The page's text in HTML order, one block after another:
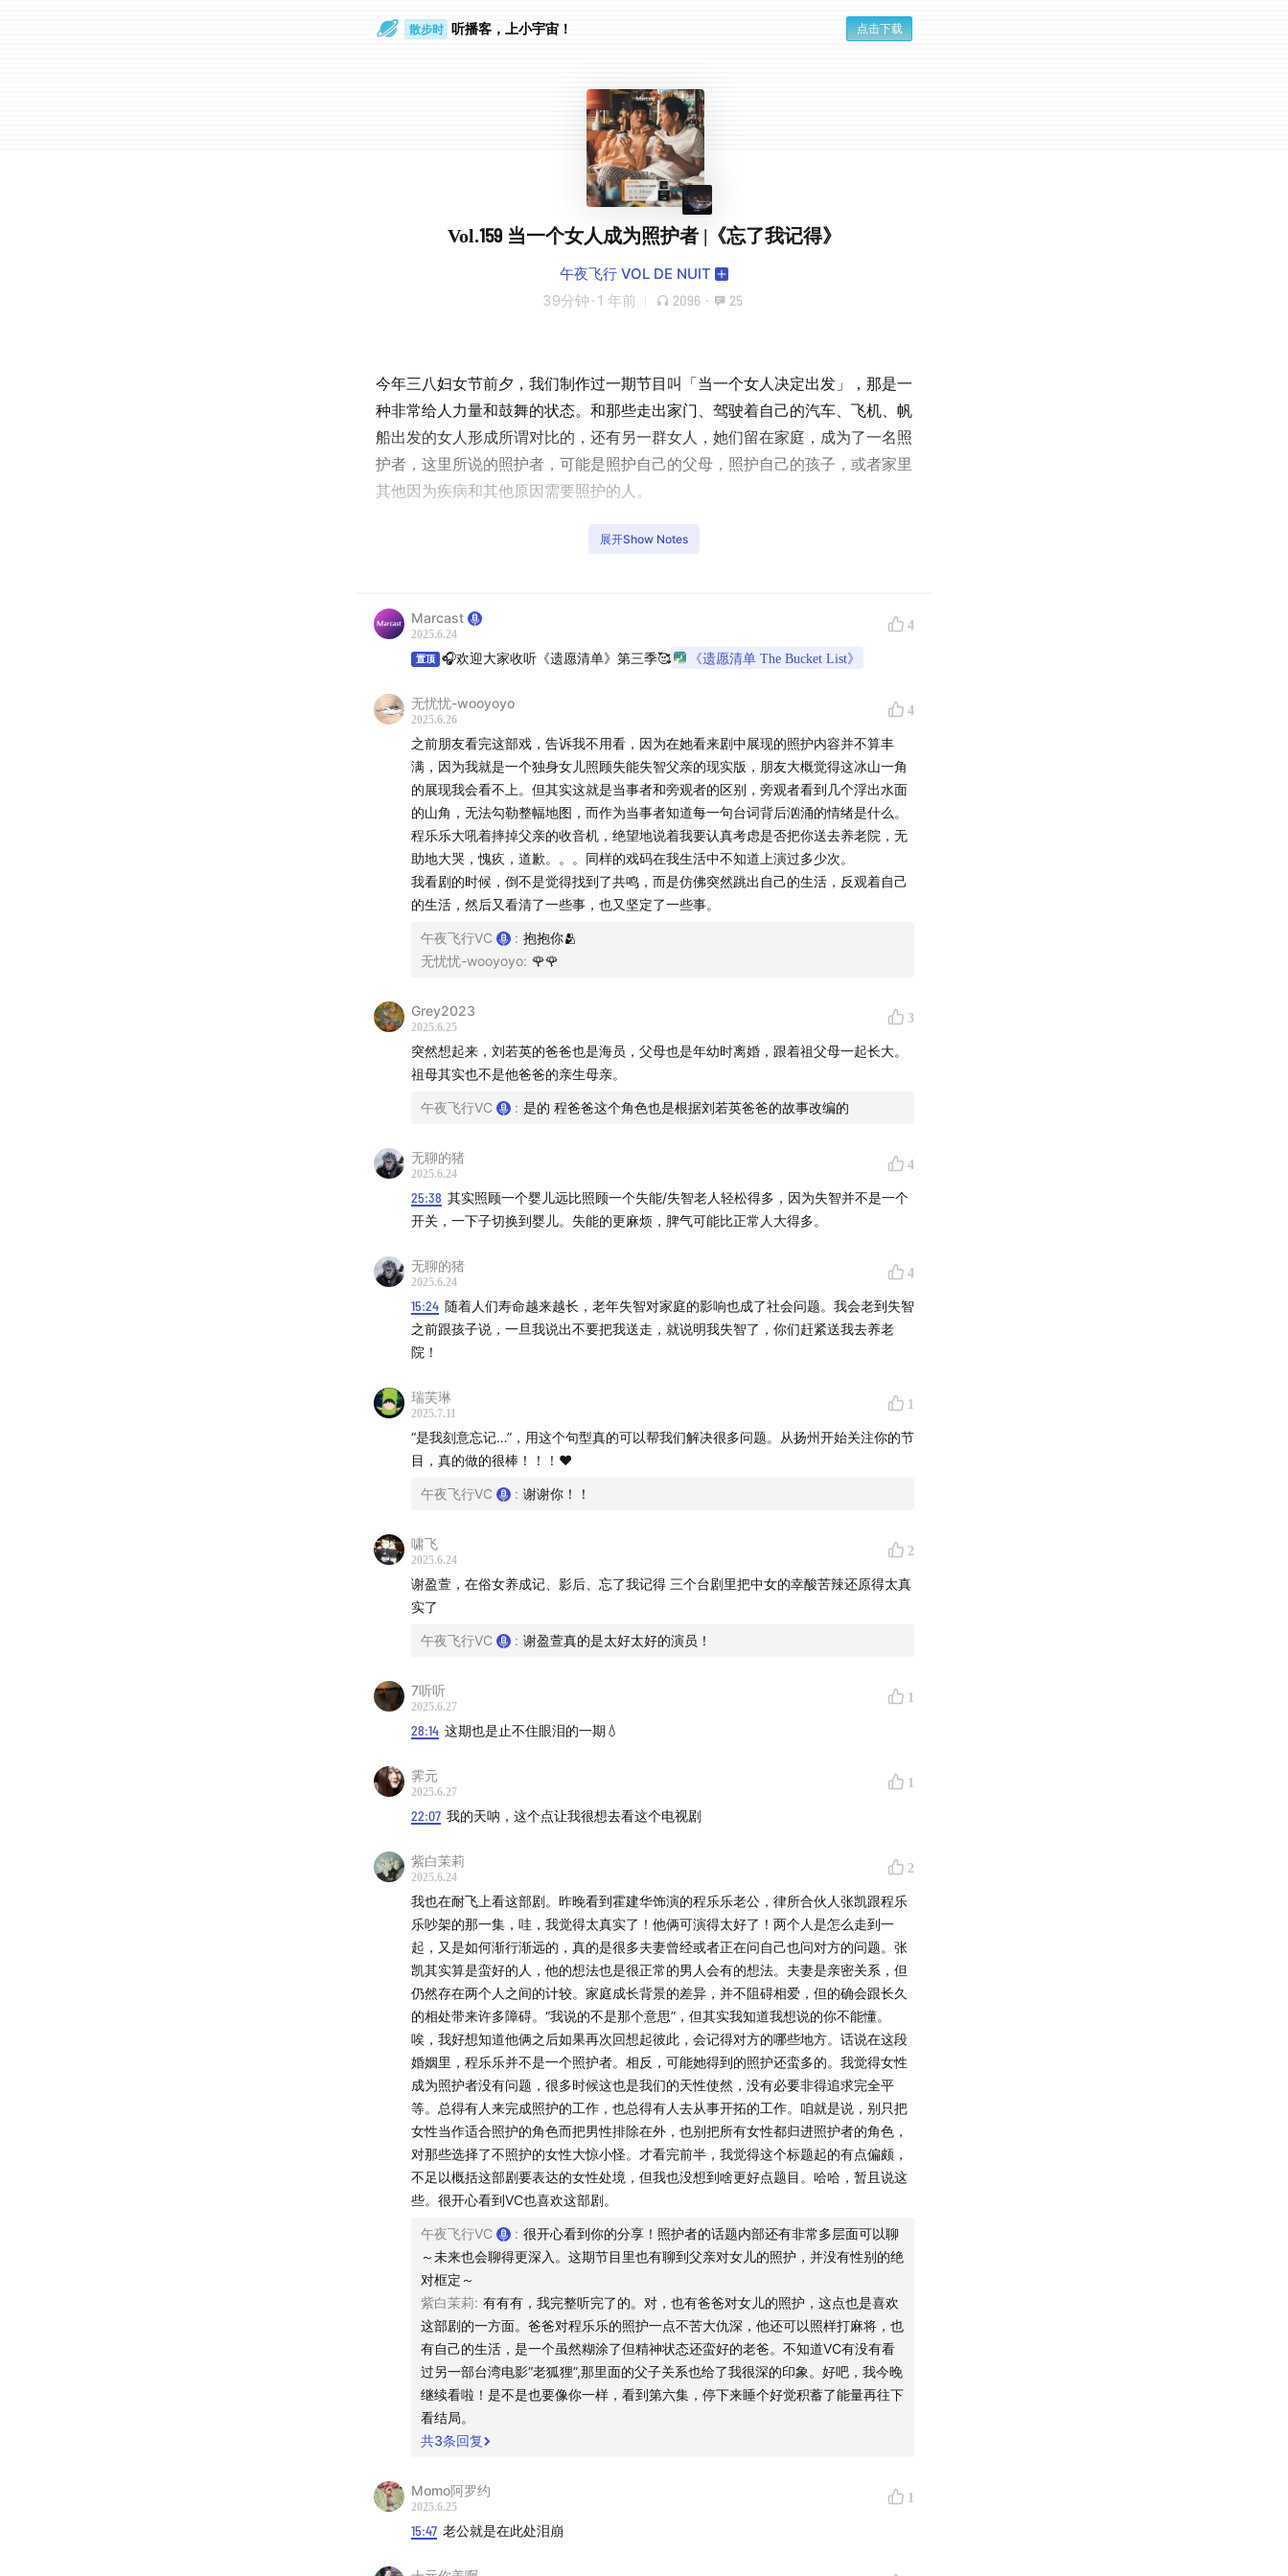
散步时 听播客，上小宇宙！ 点击下载
Vol.159 当一个女人成为照护者 |《忘了我记得》
午夜飞行 VOL DE NUIT
39分钟 · 1 年前 2096 · 25
今年三八妇女节前夕，我们制作过一期节目叫「当一个女人决定出发」，那是一
种非常给人力量和鼓舞的状态。和那些走出家门、驾驶着自己的汽车、飞机、帆
船出发的女人形成所谓对比的，还有另一群女人，她们留在家庭，成为了一名照
护者，这里所说的照护者，可能是照护自己的父母，照护自己的孩子，或者家里
其他因为疾病和其他原因需要照护的人。
今天我们想来通过最近我看到的一部非常打动我的电视剧，来聊聊这些人。这部
不同于大部分被美化过后的阿尔兹海默症家庭照护故事，在人力、财力等各种照
护资源都严重不足的状况下，一个女儿如何走完这条路，是更值得被看见的。我
们也想聊聊这部剧里的几对照护关系、「母亲」这个角色以及社会支持系统的问
题。希望我们既可以勇敢地成为一个不断出发的人，也可以成为一个在他人需要
的时候，勇敢的承担起照护责任的人。
※ 我们制作的另一档播客节目《遗愿清单》第三季即将开始更新，在第三季阅读
季，我们将会从老去、照护、遗忘、疼痛和临终五个主题出发，每个主题下精选
4-5 本书，深入到每个话题的细节和更深处去看看。欢迎订阅收听！
【节目主播/制作】
主播/制作：VC
微博：@VividCrystalweibo.com
小红书：@午夜飞行VCwww.xiaohongshu.com
【节目互动】
微博：@午夜飞行Officialweibo.com
公众号：午夜飞行
【商务合作】
商务合作联系邮箱：hello@marcastmedia.com
或添加微信：hellomarcast
【欢迎加入听友群】
入群方式 A：微信添加小助手 Amber (ID: hellomarcast)，拉你入群
入群方式 B：关注公众号「午夜飞行」 ，回复「听友群」三个字，即可获取入
【本集音乐】
Music credits:
1. Close To You (They Long To Be) - Carpenters
3. 未来的昨天 - 徐佳莹
【封面图片】
《忘了我记得》官方剧照
【节目出品】
本播客由 Marcast Media 制作出品，也欢迎你订阅收听 Marcast 旗下的其他
播客节目。你可以通过以下方式找到我们：
- 小红书：@Marcastwww.xiaohongshu.com
- 公众号：Marcast
- 微博：@Marcast
- 进听友群请添加微信：hellomarcast
- 欢迎加入 2500+ 朋友一起订阅 Beads Newsletter 每周一封精选英文播客内
容分享，为你提取、总结那些 90% 的人听不到的、隐藏在声音里的一手信息、
知识、经验、工具、趣味和审美，和你一起拓展认知和视野，每周一上午发送，
订阅地址： beads.beehiiv.com
© 2025 Marcast Media
展开Show Notes
Marcast
2025.6.24
4
置顶 🎧欢迎大家收听《遗愿清单》第三季🥰 《遗愿清单 The Bucket List》
无忧忧-wooyoyo
2025.6.26
4
之前朋友看完这部戏，告诉我不用看，因为在她看来剧中展现的照护内容并不算丰
满，因为我就是一个独身女儿照顾失能失智父亲的现实版，朋友大概觉得这冰山一角
的展现我会看不上。但其实这就是当事者和旁观者的区别，旁观者看到几个浮出水面
的山角，无法勾勒整幅地图，而作为当事者知道每一句台词背后汹涌的情绪是什么。
程乐乐大吼着摔掉父亲的收音机，绝望地说着我要认真考虑是否把你送去养老院，无
助地大哭，愧疚，道歉。。。同样的戏码在我生活中不知道上演过多少次。
我看剧的时候，倒不是觉得找到了共鸣，而是仿佛突然跳出自己的生活，反观着自己
的生活，然后又看清了一些事，也又坚定了一些事。
午夜飞行VC : 抱抱你🫂
无忧忧-wooyoyo: 🌹🌹
Grey2023
2025.6.25
3
突然想起来，刘若英的爸爸也是海员，父母也是年幼时离婚，跟着祖父母一起长大。
祖母其实也不是他爸爸的亲生母亲。
午夜飞行VC : 是的 程爸爸这个角色也是根据刘若英爸爸的故事改编的
无聊的猪
2025.6.24
4
25:38 其实照顾一个婴儿远比照顾一个失能/失智老人轻松得多，因为失智并不是一个
开关，一下子切换到婴儿。失能的更麻烦，脾气可能比正常人大得多。
无聊的猪
2025.6.24
4
15:24 随着人们寿命越来越长，老年失智对家庭的影响也成了社会问题。我会老到失智
之前跟孩子说，一旦我说出不要把我送走，就说明我失智了，你们赶紧送我去养老
院！
瑞芙琳
2025.7.11
1
“是我刻意忘记…”，用这个句型真的可以帮我们解决很多问题。从扬州开始关注你的节
目，真的做的很棒！！！❤️
午夜飞行VC : 谢谢你！！
啸飞
2025.6.24
2
谢盈萱，在俗女养成记、影后、忘了我记得 三个台剧里把中女的幸酸苦辣还原得太真
实了
午夜飞行VC : 谢盈萱真的是太好太好的演员！
7听听
2025.6.27
1
28:14 这期也是止不住眼泪的一期💧
霁元
2025.6.27
1
22:07 我的天呐，这个点让我很想去看这个电视剧
紫白茉莉
2025.6.24
2
我也在耐飞上看这部剧。昨晚看到霍建华饰演的程乐乐老公，律所合伙人张凯跟程乐
乐吵架的那一集，哇，我觉得太真实了！他俩可演得太好了！两个人是怎么走到一
起，又是如何渐行渐远的，真的是很多夫妻曾经或者正在问自己也问对方的问题。张
凯其实算是蛮好的人，他的想法也是很正常的男人会有的想法。夫妻是亲密关系，但
仍然存在两个人之间的计较。家庭成长背景的差异，并不阻碍相爱，但的确会跟长久
的相处带来许多障碍。“我说的不是那个意思”，但其实我知道我想说的你不能懂。
唉，我好想知道他俩之后如果再次回想起彼此，会记得对方的哪些地方。话说在这段
婚姻里，程乐乐并不是一个照护者。相反，可能她得到的照护还蛮多的。我觉得女性
成为照护者没有问题，很多时候这也是我们的天性使然，没有必要非得追求完全平
等。总得有人来完成照护的工作，也总得有人去从事开拓的工作。咱就是说，别只把
女性当作适合照护的角色而把男性排除在外，也别把所有女性都归进照护者的角色，
对那些选择了不照护的女性大惊小怪。才看完前半，我觉得这个标题起的有点偏颇，
不足以概括这部剧要表达的女性处境，但我也没想到啥更好点题目。哈哈，暂且说这
些。很开心看到VC也喜欢这部剧。
午夜飞行VC : 很开心看到你的分享！照护者的话题内部还有非常多层面可以聊
～未来也会聊得更深入。这期节目里也有聊到父亲对女儿的照护，并没有性别的绝
对框定～
紫白茉莉: 有有有，我完整听完了的。对，也有爸爸对女儿的照护，这点也是喜欢
这部剧的一方面。爸爸对程乐乐的照护一点不苦大仇深，他还可以照样打麻将，也
有自己的生活，是一个虽然糊涂了但精神状态还蛮好的老爸。不知道VC有没有看
过另一部台湾电影“老狐狸”,那里面的父子关系也给了我很深的印象。好吧，我今晚
继续看啦！是不是也要像你一样，看到第六集，停下来睡个好觉积蓄了能量再往下
看结局。
共3条回复
Momo阿罗约
2025.6.25
1
15:47 老公就是在此处泪崩